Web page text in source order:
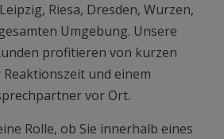
Riesa, Dresden, Wurzen,
Umgebung. Unsere
profitieren von kurzen
und einem
vor Ort.
Rolle, ob Sie innerhalb eines